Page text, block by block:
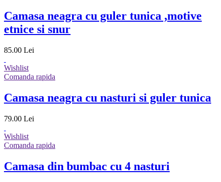
Camasa neagra cu guler tunica ,motive
etnice si snur
85.00 Lei
Wishlist
Comanda rapida
Camasa neagra cu nasturi si guler tunica
79.00 Lei
Wishlist
Comanda rapida
Camasa din bumbac cu 4 nasturi